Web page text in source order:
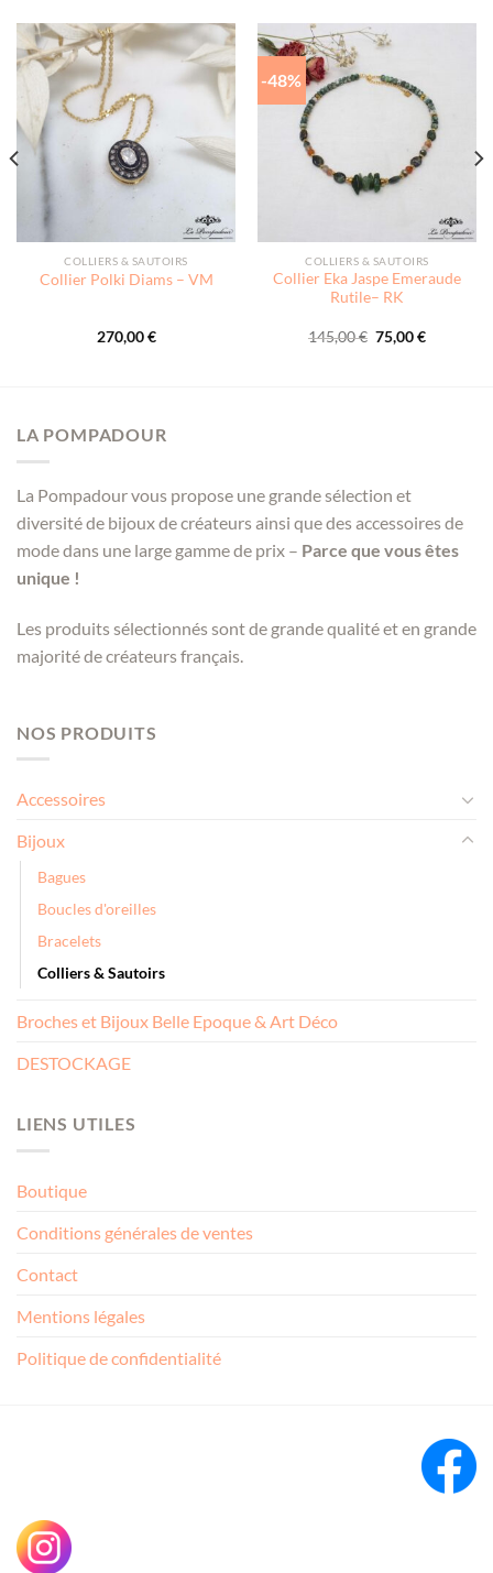
COLLIERS & SAUTOIRS
Collier Polki Diams – VM
270,00€
-48%
COLLIERS & SAUTOIRS
Collier Eka Jaspe Emeraude
Rutile– RK
145,00€ Le
prix
75,00€Le
LA POMPADOUR
La Pompadour vous propose une grande sélection et
diversité de bijoux de créateurs ainsi que des accessoires de
mode dans une large gamme de prix – Parce que vous êtes
unique !
Les produits sélectionnés sont de grande qualité et en grande
majorité de créateurs français.
NOS PRODUITS
Accessoires
Bijoux
Bagues
Boucles d'oreilles
Bracelets
Colliers & Sautoirs
Broches et Bijoux Belle Epoque & Art Déco
DESTOCKAGE
LIENS UTILES
Boutique
Conditions générales de ventes
Contact
Mentions légales
Politique de confidentialité